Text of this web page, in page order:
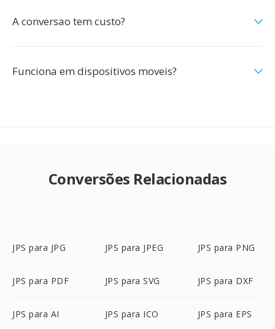
A conversao tem custo?
Funciona em dispositivos moveis?
Conversões Relacionadas
JPS para JPG JPS para JPEG JPS para PNG
JPS para PDF JPS para SVG JPS para DXF
JPS para AI JPS para ICO JPS para EPS